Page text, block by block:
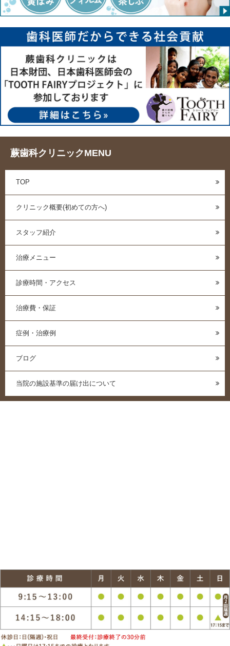
蕨歯科クリニックMENU
TOP
クリニック概要(初めての方へ)
スタッフ紹介
治療メニュー
診療時間・アクセス
治療費・保証
症例・治療例
ブログ
当院の施設基準の届け出について